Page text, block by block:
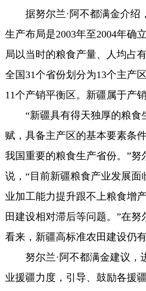
据努尔兰·阿不都满金介绍
生产布局是2003年至2004年确
局以当时的粮食产量、人均占
全国31个省份划分为13个主产
11个产销平衡区。新疆属于产销
“新疆具有得天独厚的粮食
赋，具备主产区的基本要素条
我国重要的粮食生产省份。”努
说，“目前新疆粮食产业发展面
业加工能力提升跟不上粮食增
田建设相对滞后等问题。”在努
看来，新疆高标准农田建设仍有
努尔兰·阿不都满金建议，
业援疆力度，引导、鼓励各援